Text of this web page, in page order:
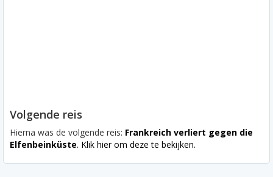
Volgende reis
Hierna was de volgende reis: Frankreich verliert gegen die
Elfenbeinküste. Klik hier om deze te bekijken.